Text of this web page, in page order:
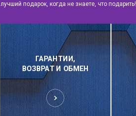
лучший подарок, когда не знаете, что подарить!
ГАРАНТИИ,
ВОЗВРАТ И ОБМЕН